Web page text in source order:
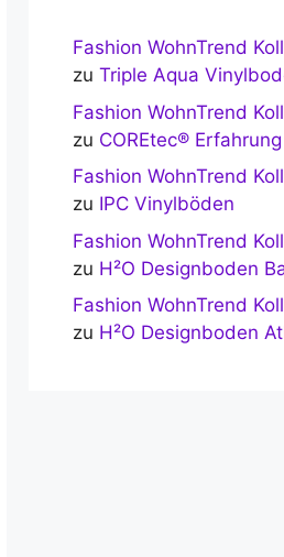
Fashion WohnTrend
zu Triple Aqua
Fashion WohnTrend
zu COREtec®
Fashion WohnTrend
zu IPC Vinylböden
Fashion WohnTrend
zu H²O Designboden
Fashion WohnTrend
zu H²O Designboden